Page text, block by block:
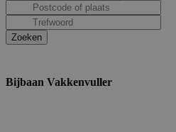
Bijbaan Vakkenvuller